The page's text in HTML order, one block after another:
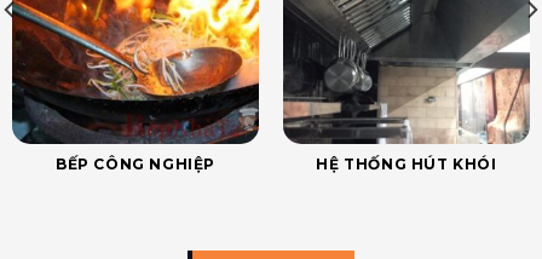
BẾP CÔNG NGHIỆP HỆ THỐNG HÚT KHÓI